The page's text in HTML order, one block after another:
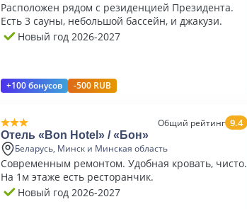
Расположен рядом с резиденцией Президента.
Есть 3 сауны, небольшой бассейн, и джакузи.
Новый год 2026-2027
+100 бонусов -500 RUB
Общий рейтинг 9.4
Отель «Bon Hotel» / «Бон»
Беларусь, Минск и Минская область
Современным ремонтом. Удобная кровать, чисто.
На 1м этаже есть ресторанчик.
Новый год 2026-2027